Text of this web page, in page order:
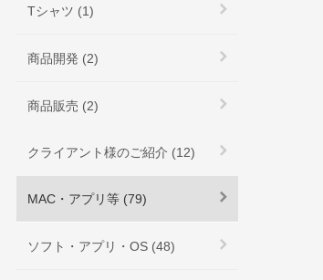
Tシャツ (1)
商品開発 (2)
商品販売 (2)
クライアント様のご紹介 (12)
MAC・アプリ等 (79)
ソフト・アプリ・OS (48)